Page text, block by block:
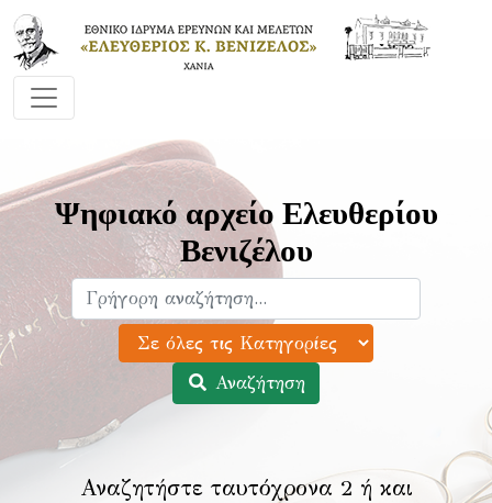
Ψηφιακό αρχείο Ελευθερίου
Βενιζέλου
Αναζήτηση
Αναζητήστε ταυτόχρονα 2 ή και